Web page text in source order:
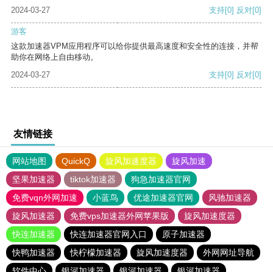
2024-03-27 支持[0] 反对[0]
游客
这款加速器VPM应用程序可以给你提供最高速度和安全性的连接，并帮
助你在网络上自由移动。
2024-03-27
支持[0] 反对[0]
友情链接
网站地图 QuickQ 旋风加速度器
旋风加速
坚果加速器
tiktok加速器
狗急加速器官网
免费vqn外网加速
小蓝鸟 优途加速器官网
风驰加速器
旋风加速器
免费vps加速器外网苹果版
旋风加速度器
快连加速器
快连加速器官网入口
原子加速器
快鸭加速器
快柠檬加速器 旋风加速度器
外网网址导航